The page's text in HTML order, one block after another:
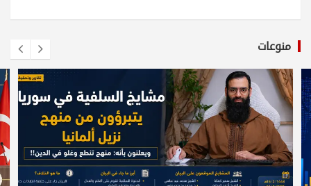
منوعات